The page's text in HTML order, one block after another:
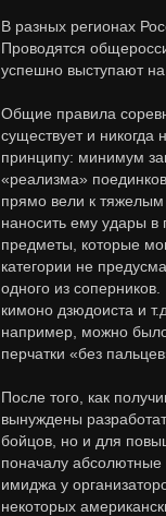
В разных регионах
Проводятся
успешно выступают
Общие правила
существует и
принципу: минимум
«реализма»
прямо вели к тяжелым
наносить ему удары в
предметы, которые
категории не
одного из
кимоно дзюдоиста и
например, можно
перчатки «без
После того, как
вынуждены
бойцов, но и для
поначалу абсолютные
имиджа у
некоторых